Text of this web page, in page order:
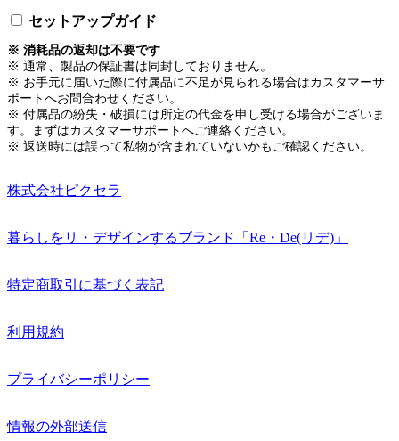
セットアップガイド
※ 消耗品の返却は不要です
※ 通常、製品の保証書は同封しておりません。
※ お手元に届いた際に付属品に不足が見られる場合はカスタマーサ
ポートへお問合わせください。
※ 付属品の紛失・破損には所定の代金を申し受ける場合がございま
す。まずはカスタマーサポートへご連絡ください。
※ 返送時には誤って私物が含まれていないかもご確認ください。
株式会社ピクセラ
暮らしをリ・デザインするブランド「Re・De(リデ)」
特定商取引に基づく表記
利用規約
プライバシーポリシー
情報の外部送信